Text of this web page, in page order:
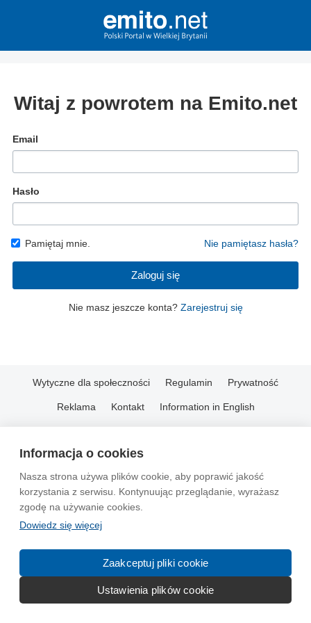
Informacja o cookies
Nasza strona używa plików cookie, aby poprawić jakość
korzystania z serwisu. Kontynuując przeglądanie, wyrażasz
zgodę na używanie cookies.
Dowiedz się więcej
Zaakceptuj pliki cookie
Ustawienia plików cookie
Witaj z powrotem na Emito.net
Email
Hasło
Pamiętaj mnie. Nie pamiętasz hasła?
Zaloguj się
Nie masz jeszcze konta? Zarejestruj się
Wytyczne dla społeczności Regulamin Prywatność
Reklama Kontakt Information in English